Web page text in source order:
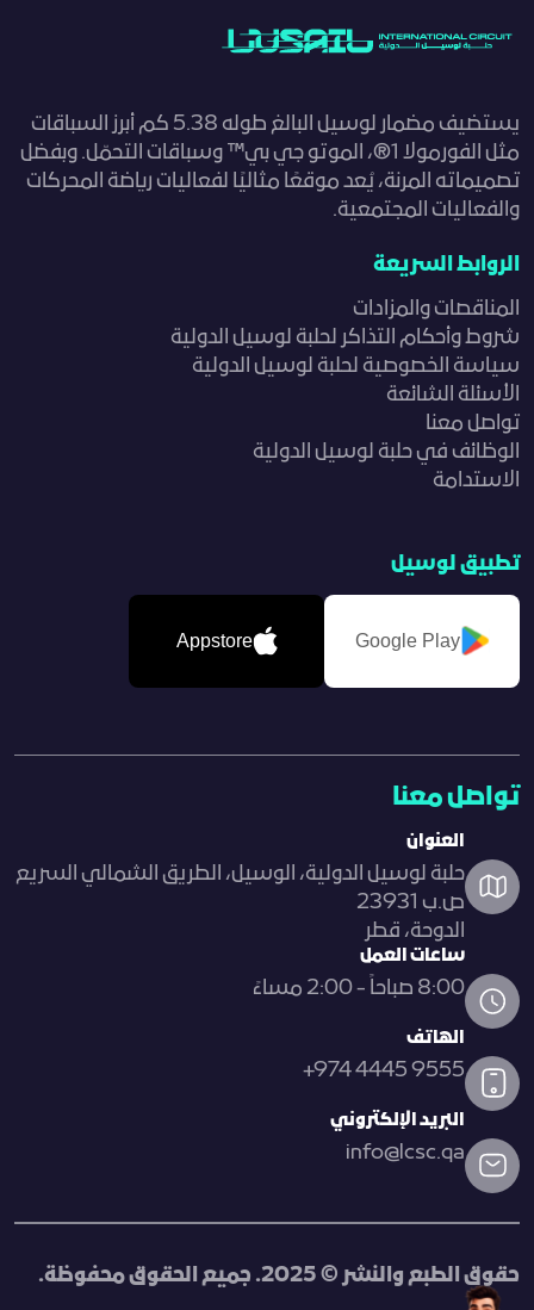
يستضيف مضمار لوسيل البالغ طوله 5.38 كم أبرز السباقات
مثل الفورمولا 1®، الموتو جي بي™ وسباقات التحمّل. وبفضل
تصميماته المرنة، يُعد موقعًا مثاليًا لفعاليات رياضة المحركات
والفعاليات المجتمعية.
الروابط السريعة
المناقصات والمزادات
شروط وأحكام التذاكر لحلبة لوسيل الدولية
سياسة الخصوصية لحلبة لوسيل الدولية
الأسئلة الشائعة
تواصل معنا
الوظائف في حلبة لوسيل الدولية
الاستدامة
تطبيق لوسيل
Google Play
Appstore
تواصل معنا
العنوان
حلبة لوسيل الدولية، الوسيل، الطريق الشمالي السريع
ص.ب 23931
الدوحة، قطر
ساعات العمل
8:00 صباحاً - 2:00 مساءً
الهاتف
+974 4445 9555
البريد الإلكتروني
info@lcsc.qa
حقوق الطبع والنشر © 2025. جميع الحقوق محفوظة.